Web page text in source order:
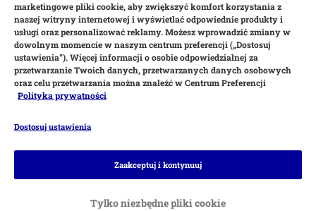
Metody płatności
Płatność przy odbiorze Przelew
marketingowe pliki cookie, aby zwiększyć komfort korzystania z
naszej witryny internetowej i wyświetlać odpowiednie produkty i
usługi oraz personalizować reklamy. Możesz wprowadzić zmiany w
dowolnym momencie w naszym centrum preferencji („Dostosuj
ustawienia”). Więcej informacji o osobie odpowiedzialnej za
przetwarzanie Twoich danych, przetwarzanych danych osobowych
oraz celu przetwarzania można znaleźć w Centrum Preferencji
Polityka prywatności
Dostosuj ustawienia
Tylko niezbędne pliki cookie
Zaakceptuj i kontynuuj